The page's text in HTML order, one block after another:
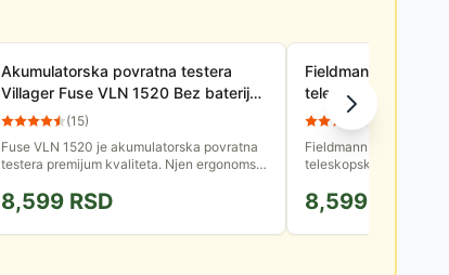
Akumulatorska povratna testera
Villager Fuse VLN 1520 Bez baterije i
punjača (15)
Fuse VLN 1520 je akumulatorska povratna
testera premijum kvaliteta. Njen ergonomski
udobnost pri radu.
8,599 RSD
Fieldmann FZP
teleskopska
(
Fieldmann FZP 6005-
teleskopska lančana
orezivanje grana na
8,599